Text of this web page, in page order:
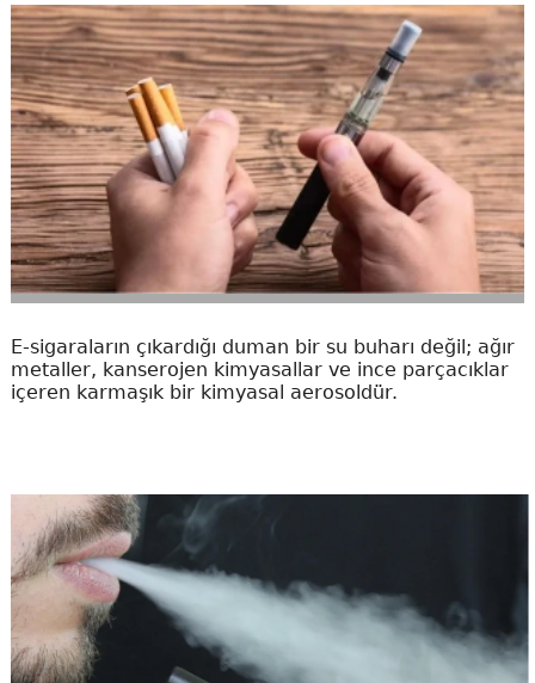
E-sigaraların çıkardığı duman bir su buharı değil; ağır
metaller, kanserojen kimyasallar ve ince parçacıklar
içeren karmaşık bir kimyasal aerosoldür.